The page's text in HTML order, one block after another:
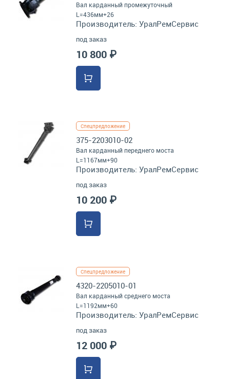
Вал карданный промежуточный
L=436мм+26
Производитель: УралРемСервис
под заказ
10 800 ₽
Спецпредложение
375-2203010-02
Вал карданный переднего моста
L=1167мм+90
Производитель: УралРемСервис
под заказ
10 200 ₽
Спецпредложение
4320-2205010-01
Вал карданный среднего моста
L=1192мм+60
Производитель: УралРемСервис
под заказ
12 000 ₽